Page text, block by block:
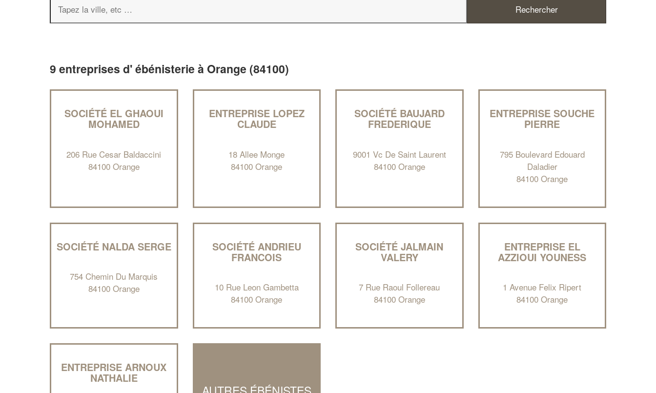
9 entreprises d' ébénisterie à Orange (84100)
SOCIÉTÉ EL GHAOUI
MOHAMED
206 Rue Cesar Baldaccini
84100 Orange
ENTREPRISE LOPEZ
CLAUDE
18 Allee Monge
84100 Orange
SOCIÉTÉ BAUJARD
FREDERIQUE
9001 Vc De Saint Laurent
84100 Orange
ENTREPRISE SOUCHE
PIERRE
795 Boulevard Edouard
Daladier
84100 Orange
SOCIÉTÉ NALDA SERGE
754 Chemin Du Marquis
84100 Orange
SOCIÉTÉ ANDRIEU
FRANCOIS
10 Rue Leon Gambetta
84100 Orange
SOCIÉTÉ JALMAIN
VALERY
7 Rue Raoul Follereau
84100 Orange
ENTREPRISE EL
AZZIOUI YOUNESS
1 Avenue Felix Ripert
84100 Orange
ENTREPRISE ARNOUX
NATHALIE
Vous êtes un